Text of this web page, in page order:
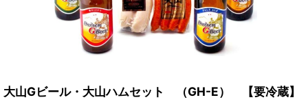
大山Gビール・大山ハムセット （GH-E） 【要冷蔵】